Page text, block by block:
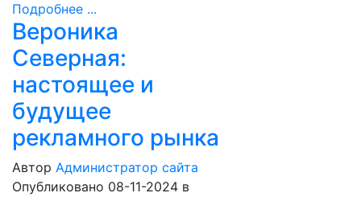
Подробнее ...
Вероника
Северная:
настоящее и
будущее
рекламного рынка
Автор Администратор сайта
Опубликовано 08-11-2024 в